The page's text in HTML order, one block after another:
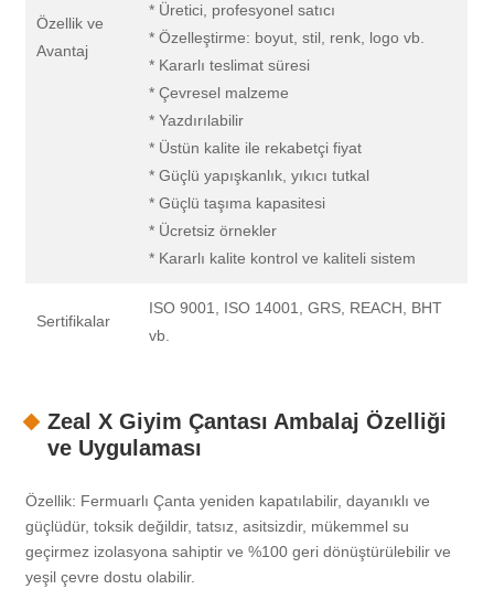
Özellik ve
Avantaj
* Üretici, profesyonel satıcı
* Özelleştirme: boyut, stil, renk, logo vb.
* Kararlı teslimat süresi
* Çevresel malzeme
* Yazdırılabilir
* Üstün kalite ile rekabetçi fiyat
* Güçlü yapışkanlık, yıkıcı tutkal
* Güçlü taşıma kapasitesi
* Ücretsiz örnekler
* Kararlı kalite kontrol ve kaliteli sistem
Sertifikalar
ISO 9001, ISO 14001, GRS, REACH, BHT
vb.
Zeal X Giyim Çantası Ambalaj Özelliği
ve Uygulaması
Özellik: Fermuarlı Çanta yeniden kapatılabilir, dayanıklı ve
güçlüdür, toksik değildir, tatsız, asitsizdir, mükemmel su
geçirmez izolasyona sahiptir ve %100 geri dönüştürülebilir ve
yeşil çevre dostu olabilir.